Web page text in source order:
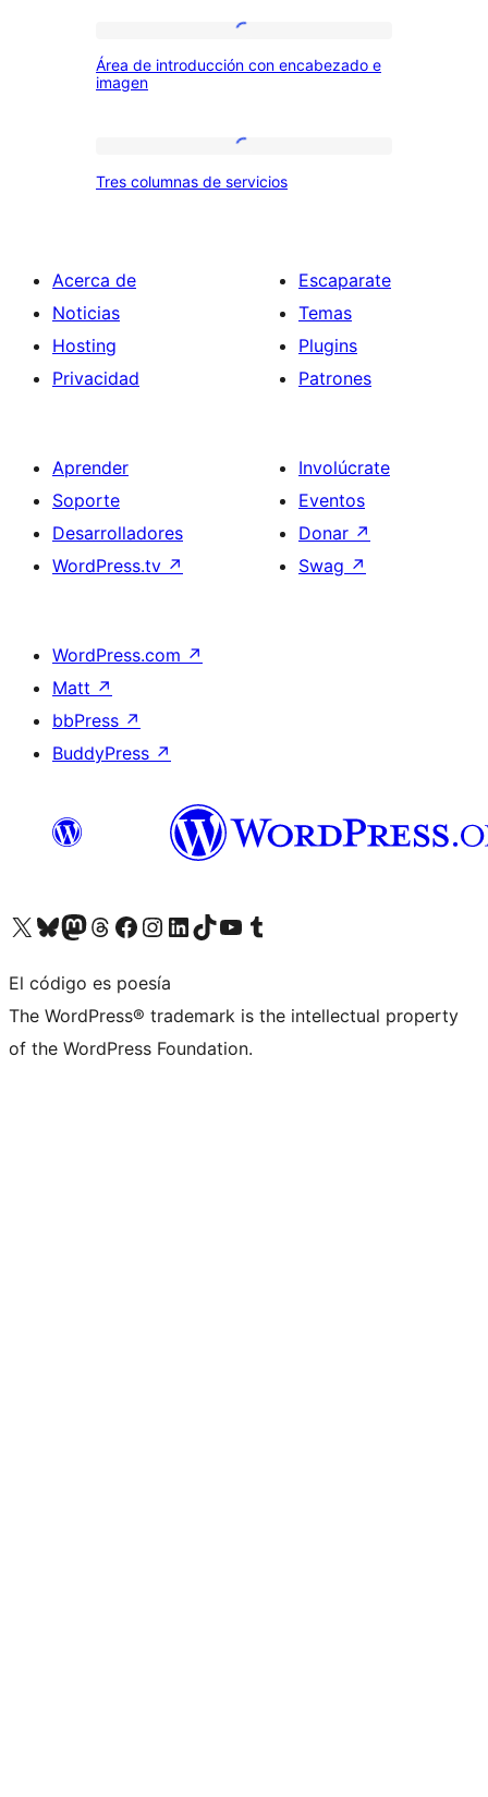
de
con
encabezado
Área de introducción con encabezado e
imagen
columnas
Tres columnas de servicios
Acerca de
Noticias
Hosting
Privacidad
Escaparate
Temas
Plugins
Patrones
Aprender
Soporte
Desarrolladores
WordPress.tv ↗
Involúcrate
Eventos
Donar ↗
Swag ↗
WordPress.com ↗
Matt ↗
bbPress ↗
BuddyPress ↗
Visita nuestra cuenta de X (anteriormente Twitter)
Visita nuestra cuenta de Bluesky
Visita nuestra cuenta de Mastodon
Visita nuestra cuenta de Threads
Visita nuestra página de Facebook
Visita nuestra cuenta de Instagram
Visita nuestra cuenta de LinkedIn
Visita nuestra cuenta de TikTok
Visita nuestro canal de YouTube
Visita nuestra cuenta de Tumblr
El código es poesía
The WordPress® trademark is the intellectual property
of the WordPress Foundation.